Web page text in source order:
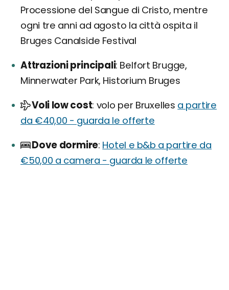
Processione del Sangue di Cristo, mentre
ogni tre anni ad agosto la città ospita il
Bruges Canalside Festival
Attrazioni principali Belfort Brugge,
Minnerwater Park, Historium Bruges
Voli low cost volo per Bruxelles a partire
da €40,00 - guarda le offerte
Dove dormire Hotel e b&b a partire da
€50,00 a camera - guarda le offerte